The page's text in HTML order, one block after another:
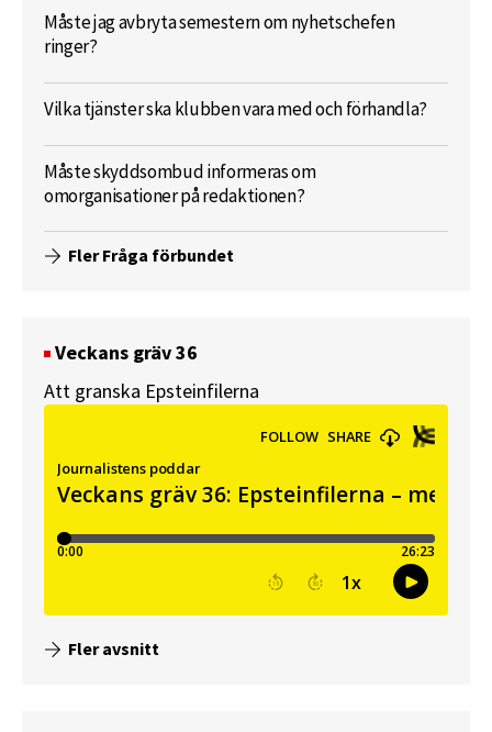
Måste jag avbryta semestern om nyhetschefen
ringer?
Vilka tjänster ska klubben vara med och förhandla?
Måste skyddsombud informeras om
omorganisationer på redaktionen?
Fler Fråga förbundet
Veckans gräv 36
Att granska Epsteinfilerna
Fler avsnitt